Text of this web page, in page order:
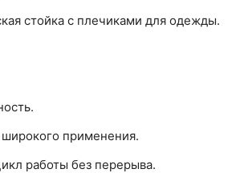
стойка с плечиками для одежды.
применения.
работы без перерыва.